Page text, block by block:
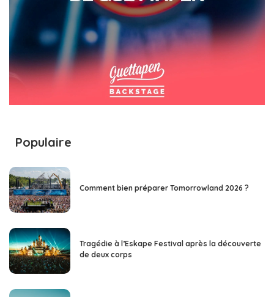
Populaire
Comment bien préparer Tomorrowland 2026 ?
Tragédie à l’Eskape Festival après la découverte
de deux corps